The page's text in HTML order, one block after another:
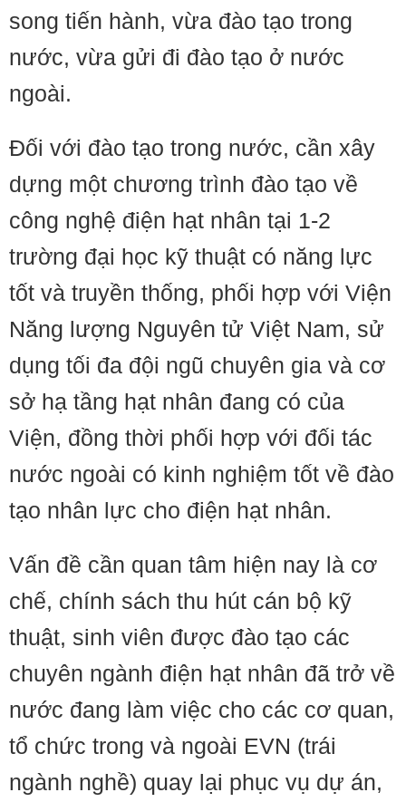
song tiến hành, vừa đào tạo trong
nước, vừa gửi đi đào tạo ở nước
ngoài.
Đối với đào tạo trong nước, cần xây
dựng một chương trình đào tạo về
công nghệ điện hạt nhân tại 1-2
trường đại học kỹ thuật có năng lực
tốt và truyền thống, phối hợp với Viện
Năng lượng Nguyên tử Việt Nam, sử
dụng tối đa đội ngũ chuyên gia và cơ
sở hạ tầng hạt nhân đang có của
Viện, đồng thời phối hợp với đối tác
nước ngoài có kinh nghiệm tốt về đào
tạo nhân lực cho điện hạt nhân.
Vấn đề cần quan tâm hiện nay là cơ
chế, chính sách thu hút cán bộ kỹ
thuật, sinh viên được đào tạo các
chuyên ngành điện hạt nhân đã trở về
nước đang làm việc cho các cơ quan,
tổ chức trong và ngoài EVN (trái
ngành nghề) quay lại phục vụ dự án,